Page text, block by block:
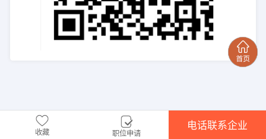
收藏 职位申请
电话联系企业